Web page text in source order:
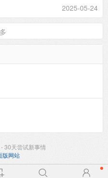
2025-05-24
30天尝试新事情
版网站